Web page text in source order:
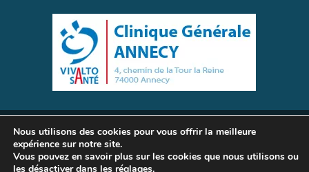
© www.plexusbrachial-microchirurgie.com /
Chirurgie de la Main, du Membre Supérieur, du
Nous utilisons des cookies pour vous offrir la meilleure
expérience sur notre site.
Vous pouvez en savoir plus sur les cookies que nous utilisons ou
les désactiver dans les réglages.